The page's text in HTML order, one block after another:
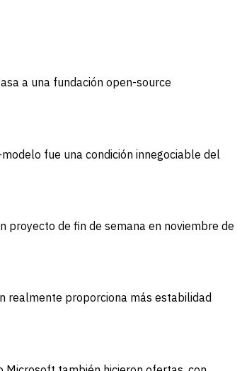
a una fundación open-source
fue una condición innegociable del
proyecto de fin de semana en noviembre de
realmente proporciona más estabilidad